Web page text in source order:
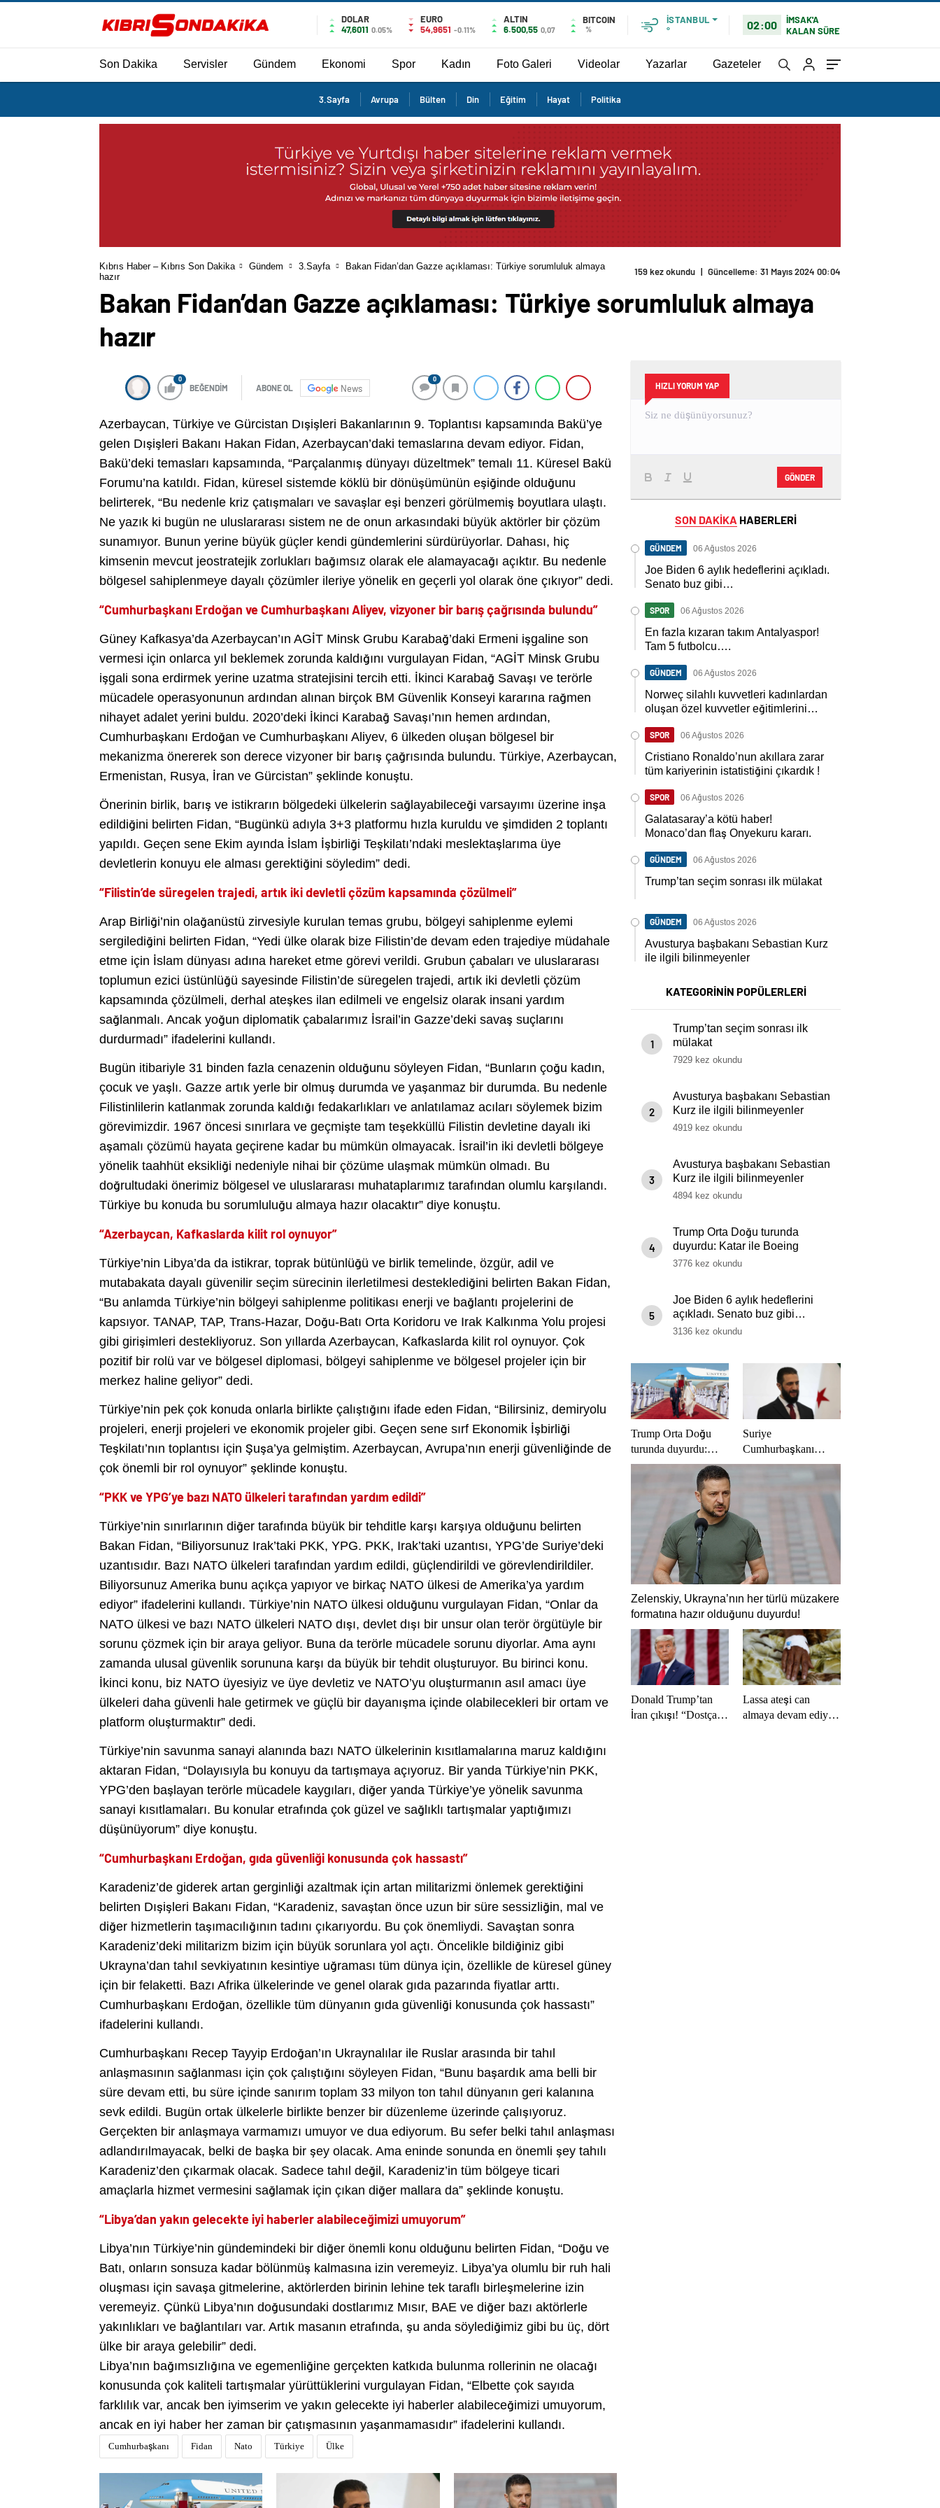
DOLAR
47,6011 0.05%
EURO
54,9651 -0.11%
ALTIN
6.500,55 0,07
BITCOIN
%
İSTANBUL
°
02:00
İMSAK'A
KALAN SÜRE
Son Dakika Servisler Gündem Ekonomi Spor Kadın Foto Galeri Videolar Yazarlar Gazeteler
3.Sayfa Avrupa Bülten Din Eğitim Hayat Politika
Kıbrıs Haber – Kıbrıs Son Dakika Gündem 3.Sayfa
Bakan Fidan’dan Gazze açıklaması: Türkiye sorumluluk almaya
hazır
159 kez okundu | Güncelleme: 31 Mayıs 2024 00:04
Bakan Fidan’dan Gazze açıklaması: Türkiye sorumluluk almaya
hazır
0
BEĞENDİM ABONE OL News
0
Azerbaycan, Türkiye ve Gürcistan Dışişleri Bakanlarının 9. Toplantısı kapsamında Bakü’ye
gelen Dışişleri Bakanı Hakan Fidan, Azerbaycan’daki temaslarına devam ediyor. Fidan,
Bakü’deki temasları kapsamında, “Parçalanmış dünyayı düzeltmek” temalı 11. Küresel Bakü
Forumu’na katıldı. Fidan, küresel sistemde köklü bir dönüşümünün eşiğinde olduğunu
belirterek, “Bu nedenle kriz çatışmaları ve savaşlar eşi benzeri görülmemiş boyutlara ulaştı.
Ne yazık ki bugün ne uluslararası sistem ne de onun arkasındaki büyük aktörler bir çözüm
sunamıyor. Bunun yerine büyük güçler kendi gündemlerini sürdürüyorlar. Dahası, hiç
kimsenin mevcut jeostratejik zorlukları bağımsız olarak ele alamayacağı açıktır. Bu nedenle
bölgesel sahiplenmeye dayalı çözümler ileriye yönelik en geçerli yol olarak öne çıkıyor” dedi.
“Cumhurbaşkanı Erdoğan ve Cumhurbaşkanı Aliyev, vizyoner bir barış çağrısında bulundu”
Güney Kafkasya’da Azerbaycan’ın AGİT Minsk Grubu Karabağ’daki Ermeni işgaline son
vermesi için onlarca yıl beklemek zorunda kaldığını vurgulayan Fidan, “AGİT Minsk Grubu
işgali sona erdirmek yerine uzatma stratejisini tercih etti. İkinci Karabağ Savaşı ve terörle
mücadele operasyonunun ardından alınan birçok BM Güvenlik Konseyi kararına rağmen
nihayet adalet yerini buldu. 2020’deki İkinci Karabağ Savaşı’nın hemen ardından,
Cumhurbaşkanı Erdoğan ve Cumhurbaşkanı Aliyev, 6 ülkeden oluşan bölgesel bir
mekanizma önererek son derece vizyoner bir barış çağrısında bulundu. Türkiye, Azerbaycan,
Ermenistan, Rusya, İran ve Gürcistan” şeklinde konuştu.
Önerinin birlik, barış ve istikrarın bölgedeki ülkelerin sağlayabileceği varsayımı üzerine inşa
edildiğini belirten Fidan, “Bugünkü adıyla 3+3 platformu hızla kuruldu ve şimdiden 2 toplantı
yapıldı. Geçen sene Ekim ayında İslam İşbirliği Teşkilatı’ndaki meslektaşlarıma üye
devletlerin konuyu ele alması gerektiğini söyledim” dedi.
“Filistin’de süregelen trajedi, artık iki devletli çözüm kapsamında çözülmeli”
Arap Birliği’nin olağanüstü zirvesiyle kurulan temas grubu, bölgeyi sahiplenme eylemi
sergilediğini belirten Fidan, “Yedi ülke olarak bize Filistin’de devam eden trajediye müdahale
etme için İslam dünyası adına hareket etme görevi verildi. Grubun çabaları ve uluslararası
toplumun ezici üstünlüğü sayesinde Filistin’de süregelen trajedi, artık iki devletli çözüm
kapsamında çözülmeli, derhal ateşkes ilan edilmeli ve engelsiz olarak insani yardım
sağlanmalı. Ancak yoğun diplomatik çabalarımız İsrail’in Gazze’deki savaş suçlarını
durdurmadı” ifadelerini kullandı.
Bugün itibariyle 31 binden fazla cenazenin olduğunu söyleyen Fidan, “Bunların çoğu kadın,
çocuk ve yaşlı. Gazze artık yerle bir olmuş durumda ve yaşanmaz bir durumda. Bu nedenle
Filistinlilerin katlanmak zorunda kaldığı fedakarlıkları ve anlatılamaz acıları söylemek bizim
görevimizdir. 1967 öncesi sınırlara ve geçmişte tam teşekküllü Filistin devletine dayalı iki
aşamalı çözümü hayata geçirene kadar bu mümkün olmayacak. İsrail’in iki devletli bölgeye
yönelik taahhüt eksikliği nedeniyle nihai bir çözüme ulaşmak mümkün olmadı. Bu
doğrultudaki önerimiz bölgesel ve uluslararası muhataplarımız tarafından olumlu karşılandı.
Türkiye bu konuda bu sorumluluğu almaya hazır olacaktır” diye konuştu.
“Azerbaycan, Kafkaslarda kilit rol oynuyor”
Türkiye’nin Libya’da da istikrar, toprak bütünlüğü ve birlik temelinde, özgür, adil ve
mutabakata dayalı güvenilir seçim sürecinin ilerletilmesi desteklediğini belirten Bakan Fidan,
“Bu anlamda Türkiye’nin bölgeyi sahiplenme politikası enerji ve bağlantı projelerini de
kapsıyor. TANAP, TAP, Trans-Hazar, Doğu-Batı Orta Koridoru ve Irak Kalkınma Yolu projesi
gibi girişimleri destekliyoruz. Son yıllarda Azerbaycan, Kafkaslarda kilit rol oynuyor. Çok
pozitif bir rolü var ve bölgesel diplomasi, bölgeyi sahiplenme ve bölgesel projeler için bir
merkez haline geliyor” dedi.
Türkiye’nin pek çok konuda onlarla birlikte çalıştığını ifade eden Fidan, “Bilirsiniz, demiryolu
projeleri, enerji projeleri ve ekonomik projeler gibi. Geçen sene sırf Ekonomik İşbirliği
Teşkilatı’nın toplantısı için Şuşa’ya gelmiştim. Azerbaycan, Avrupa’nın enerji güvenliğinde de
çok önemli bir rol oynuyor” şeklinde konuştu.
“PKK ve YPG’ye bazı NATO ülkeleri tarafından yardım edildi”
Türkiye’nin sınırlarının diğer tarafında büyük bir tehditle karşı karşıya olduğunu belirten
Bakan Fidan, “Biliyorsunuz Irak’taki PKK, YPG. PKK, Irak’taki uzantısı, YPG’de Suriye’deki
uzantısıdır. Bazı NATO ülkeleri tarafından yardım edildi, güçlendirildi ve görevlendirildiler.
Biliyorsunuz Amerika bunu açıkça yapıyor ve birkaç NATO ülkesi de Amerika’ya yardım
ediyor” ifadelerini kullandı. Türkiye’nin NATO ülkesi olduğunu vurgulayan Fidan, “Onlar da
NATO ülkesi ve bazı NATO ülkeleri NATO dışı, devlet dışı bir unsur olan terör örgütüyle bir
sorunu çözmek için bir araya geliyor. Buna da terörle mücadele sorunu diyorlar. Ama aynı
zamanda ulusal güvenlik sorununa karşı da büyük bir tehdit oluşturuyor. Bu birinci konu.
İkinci konu, biz NATO üyesiyiz ve üye devletiz ve NATO’yu oluşturmanın asıl amacı üye
ülkeleri daha güvenli hale getirmek ve güçlü bir dayanışma içinde olabilecekleri bir ortam ve
platform oluşturmaktır” dedi.
Türkiye’nin savunma sanayi alanında bazı NATO ülkelerinin kısıtlamalarına maruz kaldığını
aktaran Fidan, “Dolayısıyla bu konuyu da tartışmaya açıyoruz. Bir yanda Türkiye’nin PKK,
YPG’den başlayan terörle mücadele kaygıları, diğer yanda Türkiye’ye yönelik savunma
sanayi kısıtlamaları. Bu konular etrafında çok güzel ve sağlıklı tartışmalar yaptığımızı
düşünüyorum” diye konuştu.
“Cumhurbaşkanı Erdoğan, gıda güvenliği konusunda çok hassastı”
Karadeniz’de giderek artan gerginliği azaltmak için artan militarizmi önlemek gerektiğini
belirten Dışişleri Bakanı Fidan, “Karadeniz, savaştan önce uzun bir süre sessizliğin, mal ve
diğer hizmetlerin taşımacılığının tadını çıkarıyordu. Bu çok önemliydi. Savaştan sonra
Karadeniz’deki militarizm bizim için büyük sorunlara yol açtı. Öncelikle bildiğiniz gibi
Ukrayna’dan tahıl sevkiyatının kesintiye uğraması tüm dünya için, özellikle de küresel güney
için bir felaketti. Bazı Afrika ülkelerinde ve genel olarak gıda pazarında fiyatlar arttı.
Cumhurbaşkanı Erdoğan, özellikle tüm dünyanın gıda güvenliği konusunda çok hassastı”
ifadelerini kullandı.
Cumhurbaşkanı Recep Tayyip Erdoğan’ın Ukraynalılar ile Ruslar arasında bir tahıl
anlaşmasının sağlanması için çok çalıştığını söyleyen Fidan, “Bunu başardık ama belli bir
süre devam etti, bu süre içinde sanırım toplam 33 milyon ton tahıl dünyanın geri kalanına
sevk edildi. Bugün ortak ülkelerle birlikte benzer bir düzenleme üzerinde çalışıyoruz.
Gerçekten bir anlaşmaya varmamızı umuyor ve dua ediyorum. Bu sefer belki tahıl anlaşması
adlandırılmayacak, belki de başka bir şey olacak. Ama eninde sonunda en önemli şey tahılı
Karadeniz’den çıkarmak olacak. Sadece tahıl değil, Karadeniz’in tüm bölgeye ticari
amaçlarla hizmet vermesini sağlamak için çıkan diğer mallara da” şeklinde konuştu.
“Libya’dan yakın gelecekte iyi haberler alabileceğimizi umuyorum”
Libya’nın Türkiye’nin gündemindeki bir diğer önemli konu olduğunu belirten Fidan, “Doğu ve
Batı, onların sonsuza kadar bölünmüş kalmasına izin veremeyiz. Libya’ya olumlu bir ruh hali
oluşması için savaşa gitmelerine, aktörlerden birinin lehine tek taraflı birleşmelerine izin
veremeyiz. Çünkü Libya’nın doğusundaki dostlarımız Mısır, BAE ve diğer bazı aktörlerle
yakınlıkları ve bağlantıları var. Artık masanın etrafında, şu anda söylediğimiz gibi bu üç, dört
ülke bir araya gelebilir” dedi.
Libya’nın bağımsızlığına ve egemenliğine gerçekten katkıda bulunma rollerinin ne olacağı
konusunda çok kaliteli tartışmalar yürüttüklerini vurgulayan Fidan, “Elbette çok sayıda
farklılık var, ancak ben iyimserim ve yakın gelecekte iyi haberler alabileceğimizi umuyorum,
ancak en iyi haber her zaman bir çatışmasının yaşanmamasıdır” ifadelerini kullandı.
Cumhurbaşkanı Fidan Nato Türkiye Ülke
HIZLI YORUM YAP
GÖNDER
SON DAKİKA HABERLERİ
GÜNDEM 06 Ağustos 2026
Joe Biden 6 aylık hedeflerini açıkladı.
Senato buz gibi…
SPOR 06 Ağustos 2026
En fazla kızaran takım Antalyaspor!
Tam 5 futbolcu….
GÜNDEM 06 Ağustos 2026
Norweç silahlı kuvvetleri kadınlardan
oluşan özel kuvvetler eğitimlerini
SPOR 06 Ağustos 2026
Cristiano Ronaldo’nun akıllara zarar
tüm kariyerinin istatistiğini çıkardık !
SPOR 06 Ağustos 2026
Galatasaray’a kötü haber!
Monaco’dan flaş Onyekuru kararı.
GÜNDEM 06 Ağustos 2026
Trump’tan seçim sonrası ilk mülakat
GÜNDEM 06 Ağustos 2026
Avusturya başbakanı Sebastian Kurz
ile ilgili bilinmeyenler
KATEGORİNİN POPÜLERLERİ
1
Trump’tan seçim sonrası ilk
mülakat
7929 kez okundu
2
Avusturya başbakanı Sebastian
Kurz ile ilgili bilinmeyenler
4919 kez okundu
3
Avusturya başbakanı Sebastian
Kurz ile ilgili bilinmeyenler
4894 kez okundu
4
Trump Orta Doğu turunda
duyurdu: Katar ile Boeing
arasında 200 milyar dolarlık
3776 kez okundu
5
Joe Biden 6 aylık hedeflerini
açıkladı. Senato buz gibi…
3136 kez okundu
Trump Orta Doğu
turunda duyurdu:
Katar ile Boeing
arasında 200 milyar
dolarlık anlaşma
Suriye
Cumhurbaşkanı
Şara’dan Başkan
Zelenskiy, Ukrayna’nın her türlü müzakere
formatına hazır olduğunu duyurdu!
Donald Trump’tan
İran çıkışı! “Dostça
Lassa ateşi can
almaya devam ediyor!